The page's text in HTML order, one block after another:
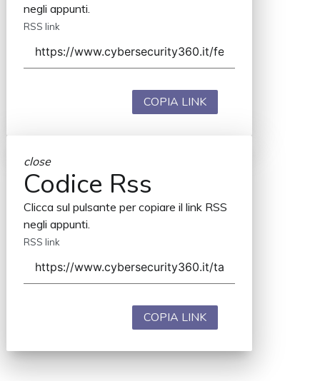
negli appunti.
RSS link
COPIA LINK
close
Codice Rss
Clicca sul pulsante per copiare il link RSS
negli appunti.
RSS link
COPIA LINK